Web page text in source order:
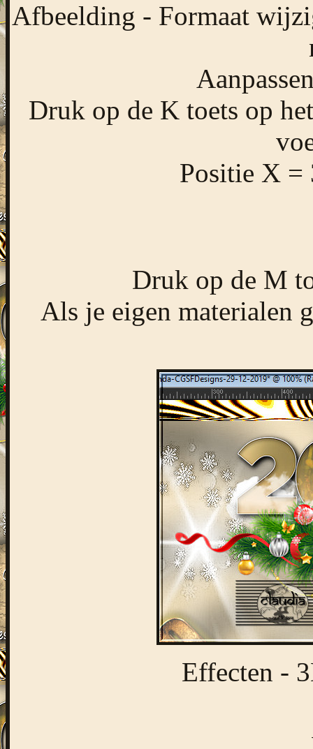
Afbeelding - Formaat
Druk op de K toets op
Positie X =
Druk op de M
Als je eigen materialen
Effecten -